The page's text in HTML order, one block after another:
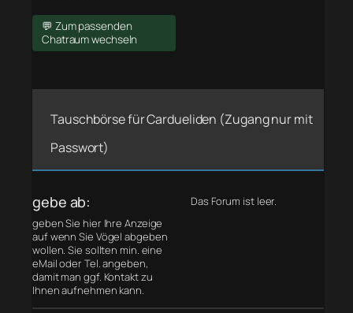
💬 Zum passenden
Chatraum wechseln
Tauschbörse für Cardueliden (Zugang nur mit
Passwort)
gebe ab:
geben Sie hier Ihre Anzeige
auf wenn Sie Vögel abgeben
wollen. Sie sollten min. eine
eMail oder Tel. angeben,
damit man ggf. Kontakt zu
Ihnen aufnehmen kann.
Das Forum ist leer.